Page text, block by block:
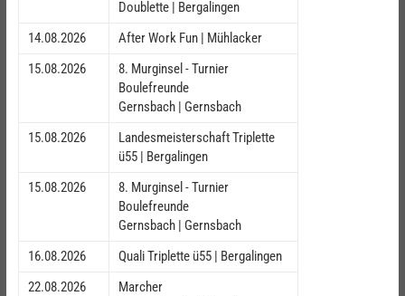
Doublette | Bergalingen
14.08.2026
After Work Fun | Mühlacker
15.08.2026
8. Murginsel - Turnier
Boulefreunde
Gernsbach | Gernsbach
15.08.2026
Landesmeisterschaft Triplette
ü55 | Bergalingen
15.08.2026
8. Murginsel - Turnier
Boulefreunde
Gernsbach | Gernsbach
16.08.2026
Quali Triplette ü55 | Bergalingen
22.08.2026
Marcher